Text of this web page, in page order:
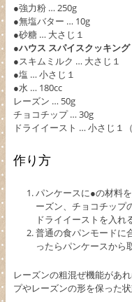
●強力粉 … 250g
●無塩バター … 10g
●砂糖 … 大さじ１
●ハウス スパイスクッキン
●スキムミルク … 大さじ１
●塩 … 小さじ１
●水 … 180cc
レーズン … 50g
チョコチップ … 30g
ドライイースト … 小さじ１（
作り方
パンケースに●の材料
ーズン、チョコチップ
ドライイーストを入れ
普通の食パンモードに
ったらパンケースから
レーズンの粗混ぜ機能があ
プやレーズンの形を保った